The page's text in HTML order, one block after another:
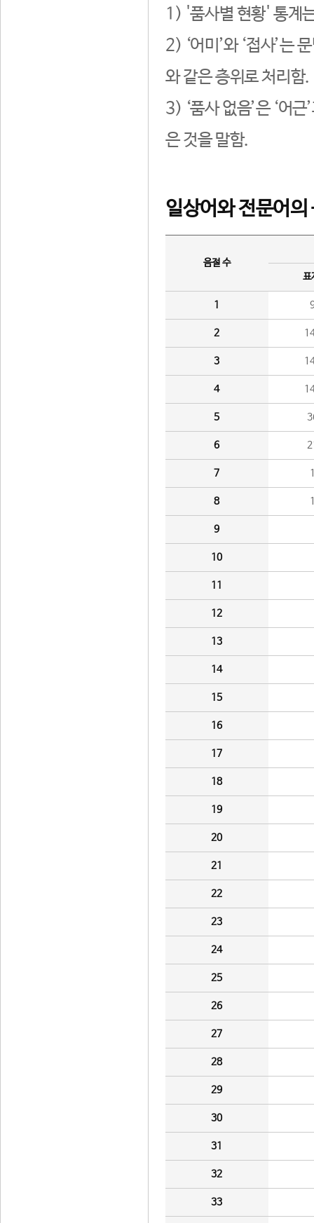
1) '품사별 현황' 통계
2) ‘어미’와 ‘접사’는
와 같은 층위로 처리함.
3) ‘품사 없음’은 ‘어
은 것을 말함.
일상어와 전문어의
음절 수
표
1
2
3
4
5
6
7
8
9
10
11
12
13
14
15
16
17
18
19
20
21
22
23
24
25
26
27
28
29
30
31
32
33